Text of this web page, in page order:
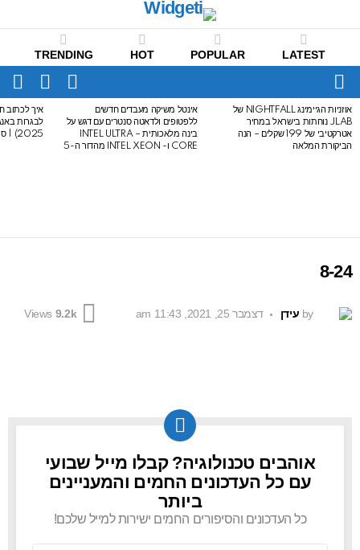
LATEST
POPULAR
HOT
TRENDING
Menu
SWITCH
SKIN
LATEST
STORIES
אוזניות הגיימינג NIGHTFALL של
JLAB נוחתות בישראל במחיר
אטרקטיבי של 199 שקלים – הנה
הביקורת המלאה
אינטל משיקה מעבדים חדשים
ללפטופים ולדאטה סנטרים עם דגש על
בינה מלאכותית – INTEL ULTRA
CORE ו- INTEL XEON מהדור ה-5
איך לכתוב
2025) | סיכום לבגרות באנגלית
8-24
by עידן דצמבר 25, 2021, 11:43 am 9.2k
Views
NEWSLETTER
אוהבים טכנולוגיה? קבלו מייל שבועי
עם כל העדכונים החמים והמעניינים
ביותר
כל העדכונים והסיפורים החמים ישירות למייל שלכם!